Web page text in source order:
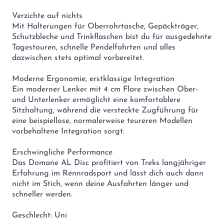
Verzichte auf nichts
Mit Halterungen für Oberrohrtasche, Gepäckträger,
Schutzbleche und Trinkflaschen bist du für ausgedehnte
Tagestouren, schnelle Pendelfahrten und alles
dazwischen stets optimal vorbereitet.
Moderne Ergonomie, erstklassige Integration
Ein moderner Lenker mit 4 cm Flare zwischen Ober-
und Unterlenker ermöglicht eine komfortablere
Sitzhaltung, während die versteckte Zugführung für
eine beispiellose, normalerweise teureren Modellen
vorbehaltene Integration sorgt.
Erschwingliche Performance
Das Domane AL Disc profitiert von Treks langjähriger
Erfahrung im Rennradsport und lässt dich auch dann
nicht im Stich, wenn deine Ausfahrten länger und
schneller werden.
Geschlecht: Uni